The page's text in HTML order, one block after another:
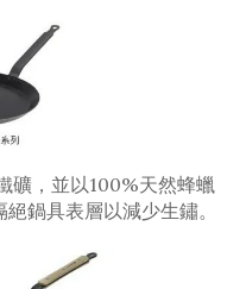
礦，並以100%天然蜂蠟
鍋具表層以減少生鏽。